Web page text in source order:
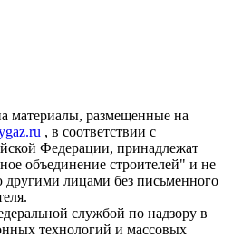
материалы, размещенные на
, в соответствии с
Федерации, принадлежат
объединение строителей" и не
другими лицами без письменного
службой по надзору в
технологий и массовых